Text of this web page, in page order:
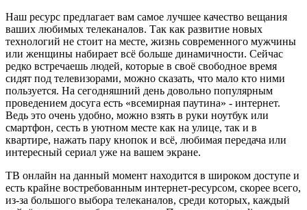
Наш ресурс предлагает вам самое лучшее качество вещания
ваших любимых телеканалов. Так как развитие новых
технологий не стоит на месте, жизнь современного мужчины
или женщины набирает всё больше динамичности. Сейчас
редко встречаешь людей, которые в своё свободное время
сидят под телевизорами, можно сказать, что мало кто ними
пользуется. На сегодняшний день довольно популярным
проведением досуга есть «всемирная паутина» - интернет.
Ведь это очень удобно, можно взять в руки ноутбук или
смартфон, сесть в уютном месте как на улице, так и в
квартире, нажать пару кнопок и всё, любимая передача или
интересный сериал уже на вашем экране.
ТВ онлайн на данный момент находится в широком доступе и
есть крайне востребованным интернет-ресурсом, скорее всего,
из-за большого выбора телеканалов, среди которых, каждый